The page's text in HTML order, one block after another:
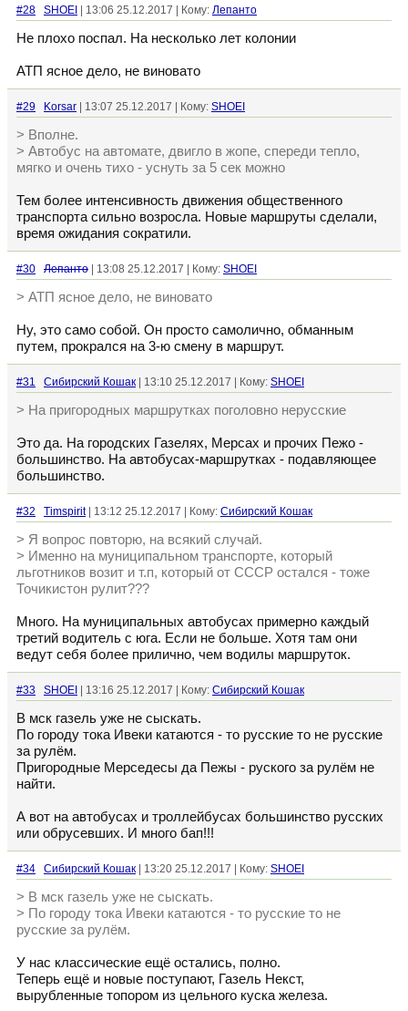
#28 SHOEI | 13:06 25.12.2017 | Кому: Лепанто
Не плохо поспал. На несколько лет колонии
АТП ясное дело, не виновато
#29 Korsar | 13:07 25.12.2017 | Кому: SHOEI
> Вполне.
> Автобус на автомате, двигло в жопе, спереди тепло,
мягко и очень тихо - уснуть за 5 сек можно
Тем более интенсивность движения общественного
транспорта сильно возросла. Новые маршруты сделали,
время ожидания сократили.
#30 Лепанто | 13:08 25.12.2017 | Кому: SHOEI
> АТП ясное дело, не виновато
Ну, это само собой. Он просто самолично, обманным
путем, прокрался на 3-ю смену в маршрут.
#31 Сибирский Кошак | 13:10 25.12.2017 | Кому: SHOEI
> На пригородных маршрутках поголовно нерусские
Это да. На городских Газелях, Мерсах и прочих Пежо -
большинство. На автобусах-маршрутках - подавляющее
большинство.
#32 Timspirit| 13:12 25.12.2017 | Кому: Сибирский Кошак
> Я вопрос повторю, на всякий случай.
> Именно на муниципальном транспорте, который
льготников возит и т.п, который от СССР остался - тоже
Точикистон рулит???
Много. На муниципальных автобусах примерно каждый
третий водитель с юга. Если не больше. Хотя там они
ведут себя более прилично, чем водилы маршруток.
#33 SHOEI | 13:16 25.12.2017 | Кому: Сибирский Кошак
В мск газель уже не сыскать.
По городу тока Ивеки катаются - то русские то не русские
за рулём.
Пригородные Мерседесы да Пежы - руского за рулём не
найти.
А вот на автобусах и троллейбусах большинство русских
или обрусевших. И много бап!!!
#34 Сибирский Кошак | 13:20 25.12.2017 | Кому: SHOEI
> В мск газель уже не сыскать.
> По городу тока Ивеки катаются - то русские то не
русские за рулём.
У нас классические ещё остались, полно.
Теперь ещё и новые поступают, Газель Некст,
вырубленные топором из цельного куска железа.